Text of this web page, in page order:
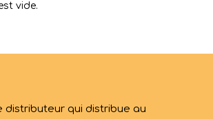
vide.
distributeur qui distribue au